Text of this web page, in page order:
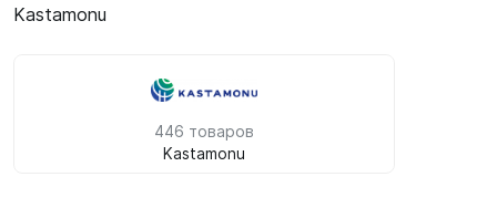
Kastamonu
446 товаров
Kastamonu